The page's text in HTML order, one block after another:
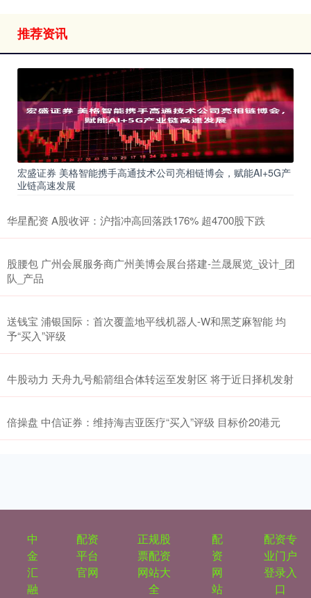
推荐资讯
宏盛证券 美格智能携手高通技术公司亮相链博会，赋能AI+5G产
业链高速发展
华星配资 A股收评：沪指冲高回落跌176% 超4700股下跌
股腰包 广州会展服务商广州美博会展台搭建-兰晟展览_设计_团
队_产品
送钱宝 浦银国际：首次覆盖地平线机器人-W和黑芝麻智能 均
予“买入”评级
牛股动力 天舟九号船箭组合体转运至发射区 将于近日择机发射
倍操盘 中信证券：维持海吉亚医疗“买入”评级 目标价20港元
中
金
汇
融
配资
平台
官网
正规股
票配资
网站大
全
配
资
网
站
配资专
业门户
登录入
口